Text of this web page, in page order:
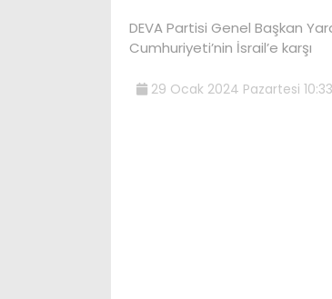
DEVA Partisi Genel Başkan
Cumhuriyeti’nin İsrail’e karşı
29 Ocak 2024 Pazartesi 10:33